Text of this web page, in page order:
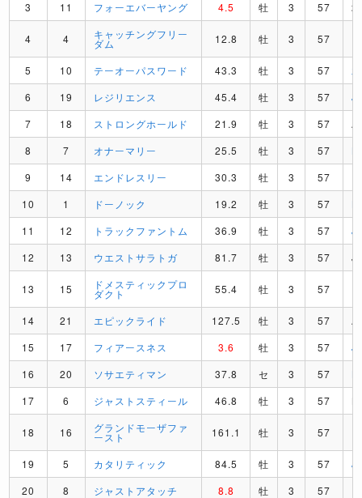
3
11 フォーエバーヤング 4.5 牡 3 57
4 4 キャッチングフリー
ダム 12.8 牡 3 57
5 10 テーオーパスワード 43.3 牡 3 57
6
19 レジリエンス 45.4 牡 3 57
J
7
18 ストロングホールド 21.9 牡 3 57
A
8
7 オナーマリー 25.5 牡 3 57
9
14 エンドレスリー 30.3 牡 3 57
10
1 ドーノック 19.2 牡 3 57
11
12 トラックファントム 36.9 牡 3 57
J
12
13 ウエストサラトガ 81.7 牡 3 57 J
13 15 ドメスティックプロ
ダクト 55.4 牡 3 57
14 21 エピックライド 127.5 牡 3 57
A
15
17 フィアースネス 3.6 牡 3 57
J
16
20 ソサエティマン 37.8 セ 3 57
17
6 ジャストスティール 46.8 牡 3 57
18 16 グランドモーザファ
ースト 161.1 牡 3 57
19 5 カタリティック 84.5 牡 3 57
J
20
8 ジャストアタッチ 8.8 牡 3 57